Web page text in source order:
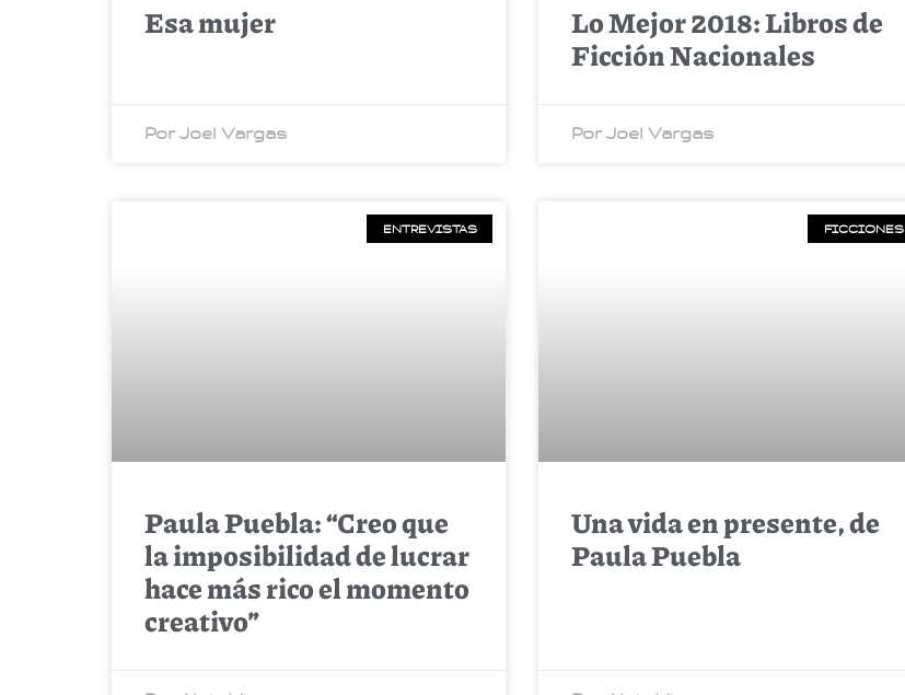
Esa mujer
Por Joel Vargas
Lo Mejor 2018: Libros de
Ficción Nacionales
Por Joel Vargas
ENTREVISTAS
Paula Puebla: “Creo que
la imposibilidad de lucrar
hace más rico el momento
creativo”
FICCIONES
Una vida en presente, de
Paula Puebla